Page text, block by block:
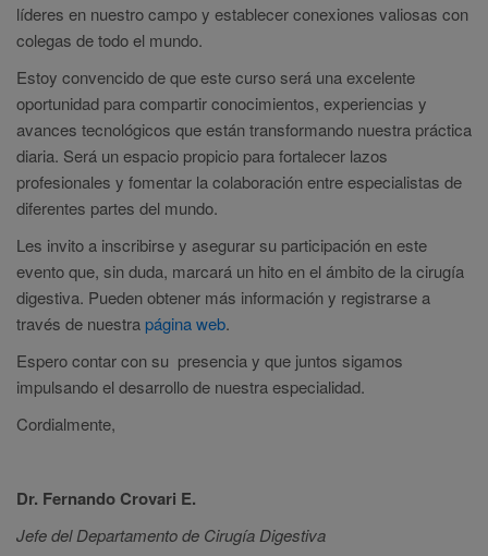
líderes en nuestro campo y establecer conexiones valiosas con
colegas de todo el mundo.
Estoy convencido de que este curso será una excelente
oportunidad para compartir conocimientos, experiencias y
avances tecnológicos que están transformando nuestra práctica
diaria. Será un espacio propicio para fortalecer lazos
profesionales y fomentar la colaboración entre especialistas de
diferentes partes del mundo.
Les invito a inscribirse y asegurar su participación en este
evento que, sin duda, marcará un hito en el ámbito de la cirugía
digestiva. Pueden obtener más información y registrarse a
través de nuestra página web.
Espero contar con su presencia y que juntos sigamos
impulsando el desarrollo de nuestra especialidad.
Cordialmente,
Dr. Fernando Crovari E.
Jefe del Departamento de Cirugía Digestiva